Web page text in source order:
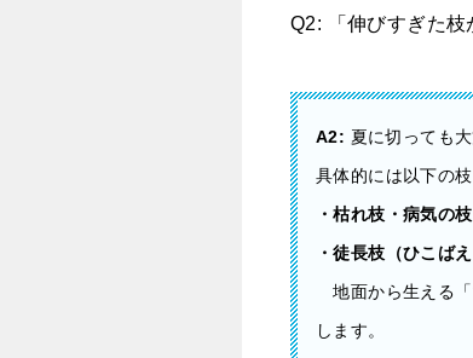
Q2: 「伸びすぎた枝
A2: 夏に切っても
具体的には以下の
・枯れ枝・病気の
・徒長枝（ひこば
地面から生える「
します。